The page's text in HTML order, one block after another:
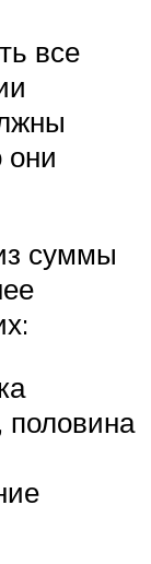
все
они
суммы